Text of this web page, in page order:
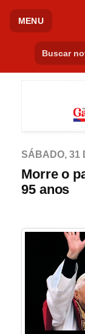
MENU
SÁBADO, 31
Morre o
95 anos